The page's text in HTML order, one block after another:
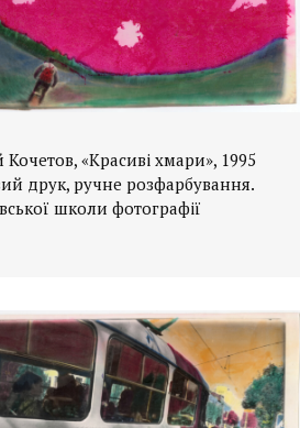
Кочетов, «Красиві хмари», 1995
друк, ручне розфарбування.
школи фотографії